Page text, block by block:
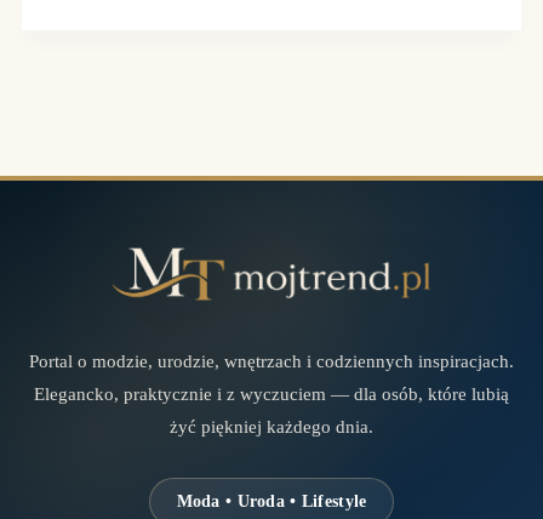
Portal o modzie, urodzie, wnętrzach i codziennych inspiracjach.
Elegancko, praktycznie i z wyczuciem — dla osób, które lubią
żyć piękniej każdego dnia.
Moda • Uroda • Lifestyle